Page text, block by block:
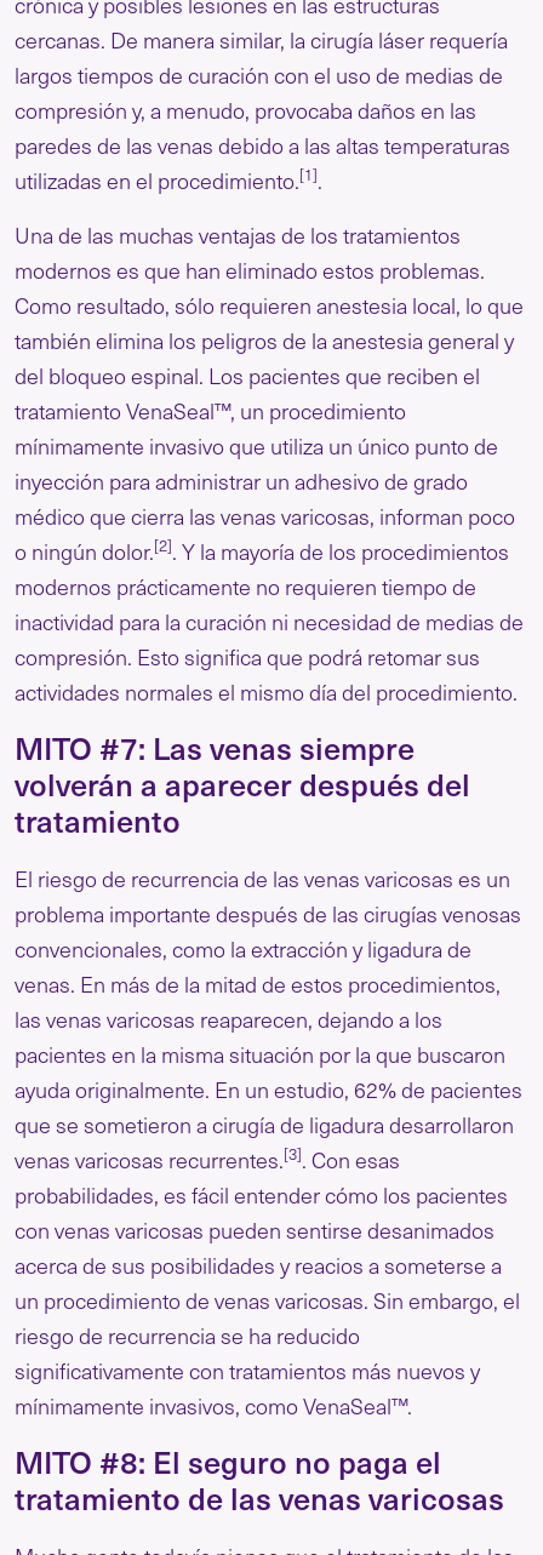
cercanas. De manera similar, la cirugía láser requería
largos tiempos de curación con el uso de medias de
compresión y, a menudo, provocaba daños en las
paredes de las venas debido a las altas temperaturas
utilizadas en el procedimiento.[1].
Una de las muchas ventajas de los tratamientos
modernos es que han eliminado estos problemas.
Como resultado, sólo requieren anestesia local, lo que
también elimina los peligros de la anestesia general y
del bloqueo espinal. Los pacientes que reciben el
tratamiento VenaSeal™, un procedimiento
mínimamente invasivo que utiliza un único punto de
inyección para administrar un adhesivo de grado
médico que cierra las venas varicosas, informan poco
o ningún dolor.[2]. Y la mayoría de los procedimientos
modernos prácticamente no requieren tiempo de
inactividad para la curación ni necesidad de medias de
compresión. Esto significa que podrá retomar sus
actividades normales el mismo día del procedimiento.
MITO #7: Las venas siempre
volverán a aparecer después del
tratamiento
El riesgo de recurrencia de las venas varicosas es un
problema importante después de las cirugías venosas
convencionales, como la extracción y ligadura de
venas. En más de la mitad de estos procedimientos,
las venas varicosas reaparecen, dejando a los
pacientes en la misma situación por la que buscaron
ayuda originalmente. En un estudio, 62% de pacientes
que se sometieron a cirugía de ligadura desarrollaron
venas varicosas recurrentes.[3]. Con esas
probabilidades, es fácil entender cómo los pacientes
con venas varicosas pueden sentirse desanimados
acerca de sus posibilidades y reacios a someterse a
un procedimiento de venas varicosas. Sin embargo, el
riesgo de recurrencia se ha reducido
significativamente con tratamientos más nuevos y
mínimamente invasivos, como VenaSeal™.
MITO #8: El seguro no paga el
tratamiento de las venas varicosas